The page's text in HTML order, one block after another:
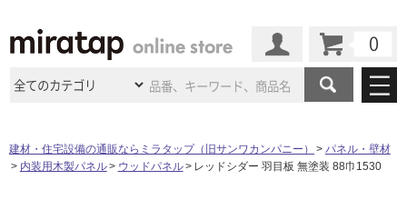
商品カテゴリ
施工事例
建材・住宅設備の通販ならミラタップ（旧サンワカンパニー）
パネル・壁材
内装用木製パネル
ウッドパネル レッドシダー 羽目板 無塗装 88巾1530